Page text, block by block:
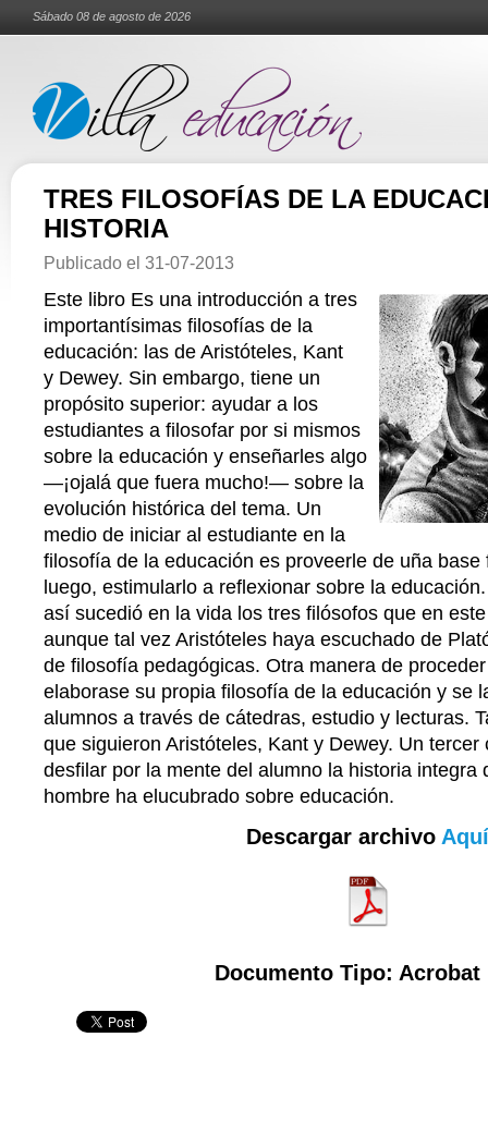
Sábado 08 de agosto de 2026
TRES FILOSOFÍAS DE LA
HISTORIA
Publicado el 31-07-2013
Este libro Es una introducción a tres
importantísimas filosofías de la
educación: las de Aristóteles, Kant
y Dewey. Sin embargo, tiene un
propósito superior: ayudar a los
estudiantes a filosofar por si mismos
sobre la educación y enseñarles algo
—¡ojalá que fuera mucho!— sobre la
evolución histórica del tema. Un
medio de iniciar al estudiante en la
filosofía de la educación es proveerle de uña base
luego, estimularlo a reflexionar sobre la
así sucedió en la vida los tres filósofos que en
aunque tal vez Aristóteles haya escuchado de
de filosofía pedagógicas. Otra manera de
elaborase su propia filosofía de la educación y se
alumnos a través de cátedras, estudio y lecturas.
que siguieron Aristóteles, Kant y Dewey. Un tercer
desfilar por la mente del alumno la historia integra
hombre ha elucubrado sobre educación.
Descargar archivo Aquí
Documento Tipo: Acrobat